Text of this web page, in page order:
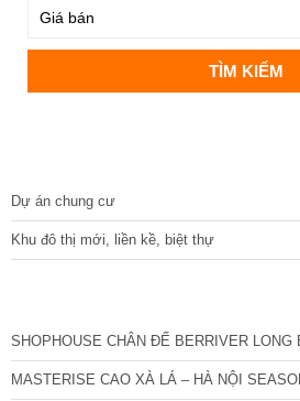
Dự án chung cư
Khu đô thị mới, liền kề, biệt thự
SHOPHOUSE CHÂN ĐẾ BERRIVER LONG
MASTERISE CAO XÀ LÁ – HÀ NỘI